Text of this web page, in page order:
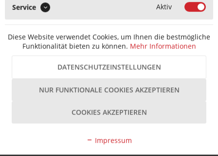
MERKEN
Hersteller Artikel-Nr.:
FH780-6LV09 Hersteller: Aubi
Service Aktiv
Diese Website verwendet Cookies, um Ihnen die bestmögliche
Funktionalität bieten zu können. Mehr Informationen
DATENSCHUTZEINSTELLUNGEN
NUR FUNKTIONALE COOKIES AKZEPTIEREN
COOKIES AKZEPTIEREN
Impressum